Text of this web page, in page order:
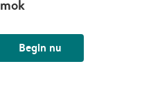
Begin nu